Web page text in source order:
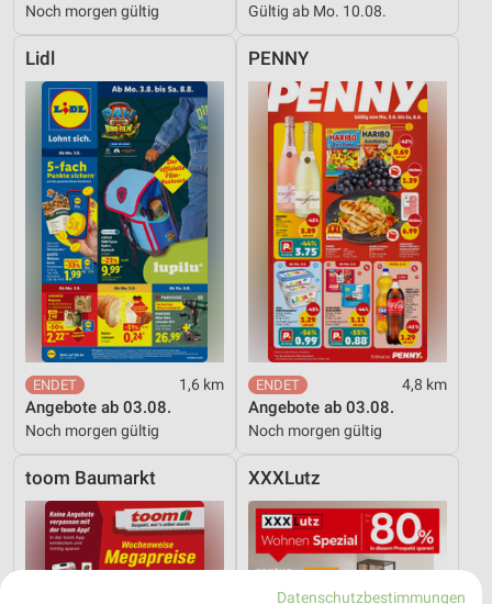
Noch morgen gültig Gültig ab Mo. 10.08.
Lidl
1,6 km
Angebote ab 03.08.
Noch morgen gültig
PENNY
4,8 km
Angebote ab 03.08.
Noch morgen gültig
toom Baumarkt XXXLutz
Datenschutzbestimmungen